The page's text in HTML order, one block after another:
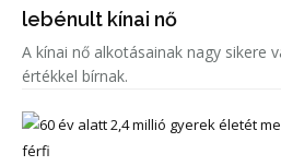
lebénult kínai nő
A kínai nő alkotásainak nagy sikere
értékkel bírnak.